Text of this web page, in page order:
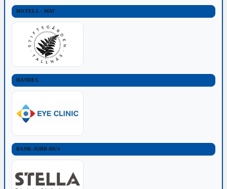
HOTELL - MAT
HANDEL
BANK-JOBB-HUS